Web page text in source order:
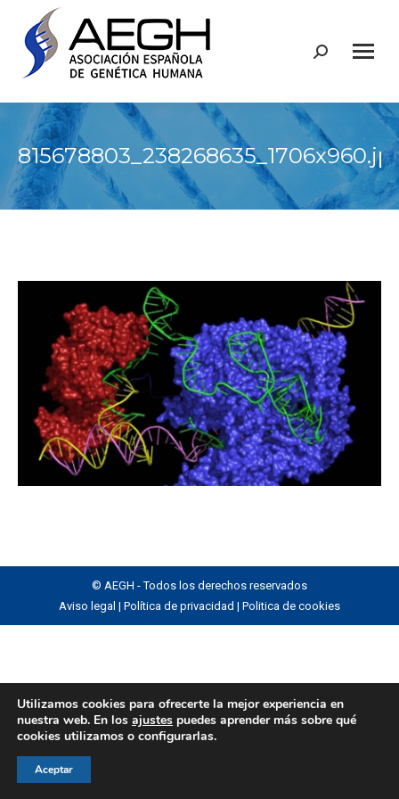
Buscar:
© AEGH - Todos los derechos reservados
Aviso legal | Política de privacidad | Politica de cookies
Utilizamos cookies para ofrecerte la mejor experiencia en
nuestra web. En los ajustes puedes aprender más sobre qué
cookies utilizamos o configurarlas.
Aceptar